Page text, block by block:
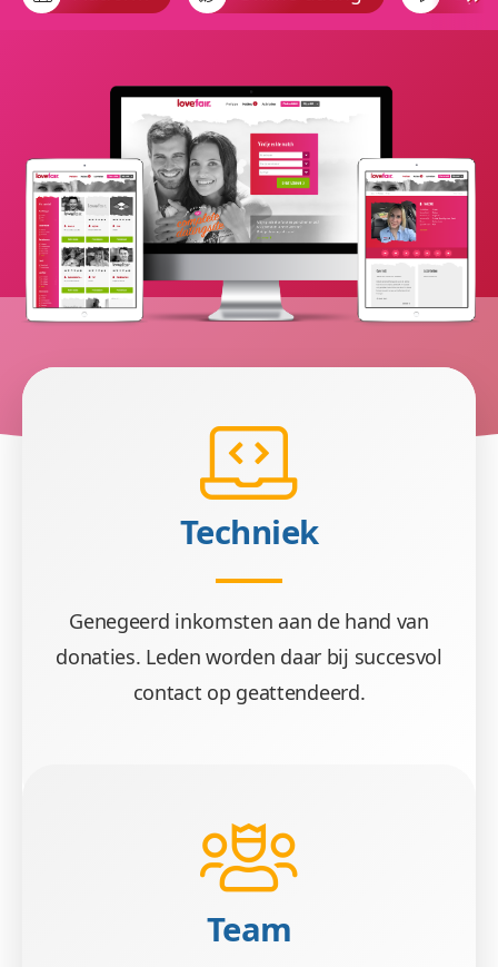
Techniek
Genegeerd inkomsten aan de hand van
donaties. Leden worden daar bij succesvol
contact op geattendeerd.
Team